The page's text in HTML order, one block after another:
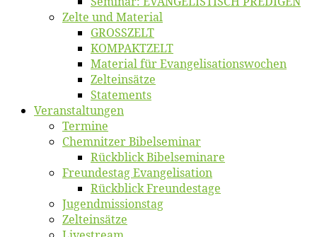
Zel­te und Material
GROSSZELT
KOMPAKTZELT
Ma­te­ri­al für Evangelisationswochen
Zelt­ein­sät­ze
State­ments
Ver­an­stal­tun­gen
Ter­mi­ne
Chemnit­zer Bibelseminar
Rück­blick Bibelseminare
Freun­des­tag Evangelisation
Rück­blick Freundestage
Jugend­mis­sions­tag
Zelt­ein­sät­ze